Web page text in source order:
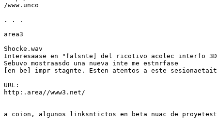
/www.unco
. . .
area3
Shocke.wav
Interesaase en "falsnte] del ricotivo acolec interfo
Sebuvo mostraasdo una nueva inte me estnrfase
[en be] impr stagnte. Esten atentos a este
URL:
http:.area//www3.net/
a coion, algunos linksntictos en beta nuac de